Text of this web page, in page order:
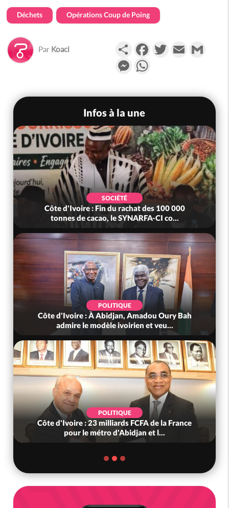
Déchets Opérations Coup de Poing
Par Koaci PartagerFacebookTwitterEmail
Messenger
Infos à la une
SOCIÉTÉ
Côte d'Ivoire : Fin du rachat des 100 000
tonnes de cacao, le SYNARFA-CI co...
POLITIQUE
Côte d'Ivoire : À Abidjan, Amadou Oury Bah
admire le modèle ivoirien et veu...
POLITIQUE
Côte d'Ivoire : 23 milliards FCFA de la France
pour le métro d'Abidjan et l...